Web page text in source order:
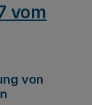
vom
von